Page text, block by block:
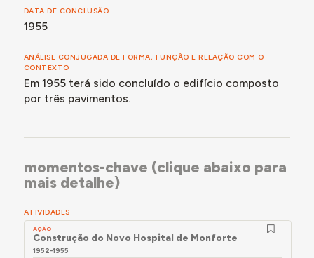
DATA DE CONCLUSÃO
1955
ANÁLISE CONJUGADA DE FORMA, FUNÇÃO E RELAÇÃO COM O
CONTEXTO
Em 1955 terá sido concluído o edifício composto
por três pavimentos.
momentos-chave (clique abaixo para
mais detalhe)
ATIVIDADES
AÇÃO
Construção do Novo Hospital de Monforte
1952-1955